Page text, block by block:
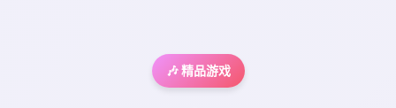
🎶 精品游戏